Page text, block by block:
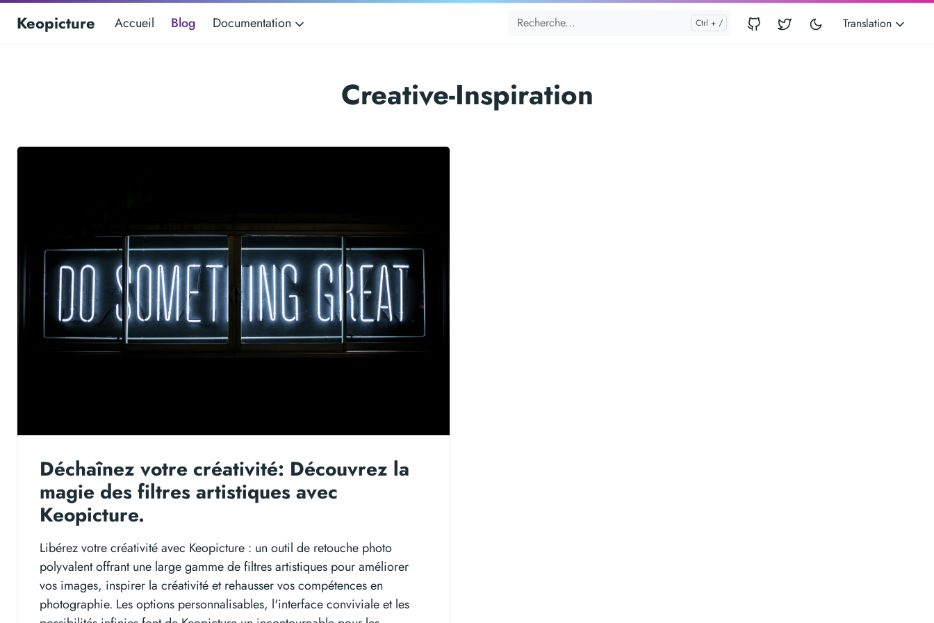
Keopicture Accueil Blog Documentation Translation
Creative-Inspiration
Déchaînez votre créativité: Découvrez la
magie des filtres artistiques avec
Keopicture.
Libérez votre créativité avec Keopicture : un outil de retouche photo
polyvalent offrant une large gamme de filtres artistiques pour améliorer
vos images, inspirer la créativité et rehausser vos compétences en
photographie. Les options personnalisables, l'interface conviviale et les